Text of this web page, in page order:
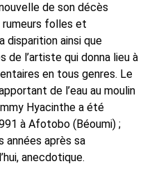
de son décès
rumeurs folles et
disparition ainsi que
de l’artiste qui donna lieu à
en tous genres. Le
de l’eau au moulin
Hyacinthe a été
à Afotobo (Béoumi) ;
années après sa
anecdotique.